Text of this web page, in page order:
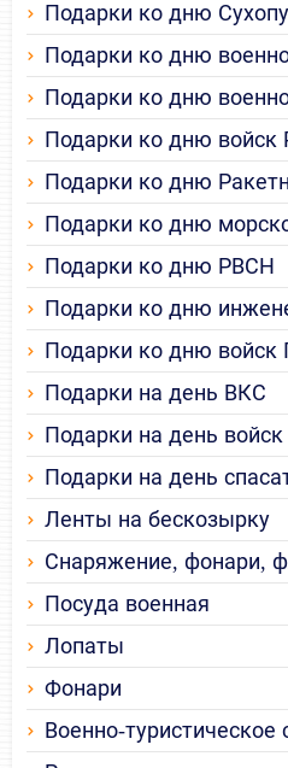
Подарки ко дню
Подарки ко дню
Подарки ко дню
Подарки ко дню войск
Подарки ко дню
Подарки ко дню
Подарки ко дню РВСН
Подарки ко дню
Подарки ко дню войск
Подарки на день ВКС
Подарки на день
Подарки на день
Ленты на бескозырку
Снаряжение, фонари,
Посуда военная
Лопаты
Фонари
Военно-туристическое